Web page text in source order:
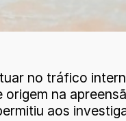
no tráfico
na
aos